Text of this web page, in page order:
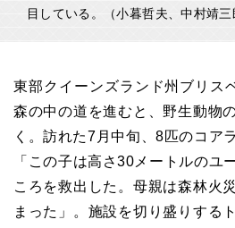
目している。（小暮哲夫、中村靖三
東部クイーンズランド州ブリス
森の中の道を進むと、野生動物
く。訪れた7月中旬、8匹のコア
「この子は高さ30メートルのユ
ころを救出した。母親は森林火
まった」。施設を切り盛りする